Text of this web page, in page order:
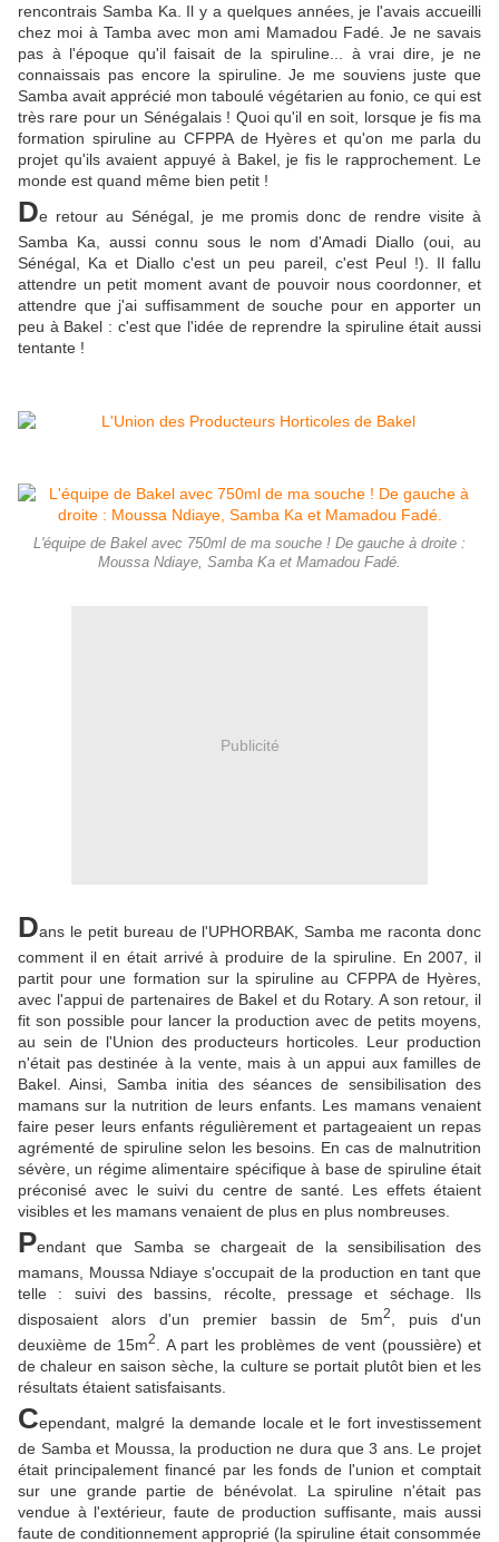
rencontrais Samba Ka. Il y a quelques années, je l'avais accueilli
chez moi à Tamba avec mon ami Mamadou Fadé. Je ne savais
pas à l'époque qu'il faisait de la spiruline... à vrai dire, je ne
connaissais pas encore la spiruline. Je me souviens juste que
Samba avait apprécié mon taboulé végétarien au fonio, ce qui est
très rare pour un Sénégalais ! Quoi qu'il en soit, lorsque je fis ma
formation spiruline au CFPPA de Hyères et qu'on me parla du
projet qu'ils avaient appuyé à Bakel, je fis le rapprochement. Le
monde est quand même bien petit !
De retour au Sénégal, je me promis donc de rendre visite à
Samba Ka, aussi connu sous le nom d'Amadi Diallo (oui, au
Sénégal, Ka et Diallo c'est un peu pareil, c'est Peul !) . Il fallu
attendre un petit moment avant de pouvoir nous coordonner, et
attendre que j'ai suffisamment de souche pour en apporter un
peu à Bakel : c'est que l'idée de reprendre la spiruline était aussi
tentante !
L'équipe de Bakel avec 750ml de ma souche ! De gauche à droite :
Moussa Ndiaye, Samba Ka et Mamadou Fadé.
Publicité
Dans le petit bureau de l'UPHORBAK, Samba me raconta donc
comment il en était arrivé à produire de la spiruline. En 2007, il
partit pour une formation sur la spiruline au CFPPA de Hyères,
avec l'appui de partenaires de Bakel et du Rotary. A son retour, il
fit son possible pour lancer la production avec de petits moyens,
au sein de l'Union des producteurs horticoles. Leur production
n'était pas destinée à la vente, mais à un appui aux familles de
Bakel. Ainsi, Samba initia des séances de sensibilisation des
mamans sur la nutrition de leurs enfants. Les mamans venaient
faire peser leurs enfants régulièrement et partageaient un repas
agrémenté de spiruline selon les besoins. En cas de malnutrition
sévère, un régime alimentaire spécifique à base de spiruline était
préconisé avec le suivi du centre de santé. Les effets étaient
visibles et les mamans venaient de plus en plus nombreuses.
Pendant que Samba se chargeait de la sensibilisation des
mamans, Moussa Ndiaye s'occupait de la production en tant que
telle : suivi des bassins, récolte, pressage et séchage. Ils
disposaient alors d'un premier bassin de 5m2
, puis d'un
deuxième de 15m2
. A part les problèmes de vent (poussière) et
de chaleur en saison sèche, la culture se portait plutôt bien et les
résultats étaient satisfaisants.
Cependant, malgré la demande locale et le fort investissement
de Samba et Moussa, la production ne dura que 3 ans. Le projet
était principalement financé par les fonds de l'union et comptait
sur une grande partie de bénévolat. La spiruline n'était pas
vendue à l'extérieur, faute de production suffisante, mais aussi
faute de conditionnement approprié (la spiruline était consommée